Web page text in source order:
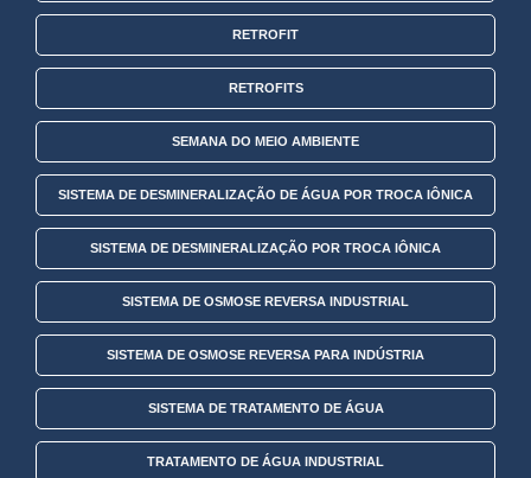
RETROFIT
RETROFITS
SEMANA DO MEIO AMBIENTE
SISTEMA DE DESMINERALIZAÇÃO DE ÁGUA POR TROCA IÔNICA
SISTEMA DE DESMINERALIZAÇÃO POR TROCA IÔNICA
SISTEMA DE OSMOSE REVERSA INDUSTRIAL
SISTEMA DE OSMOSE REVERSA PARA INDÚSTRIA
SISTEMA DE TRATAMENTO DE ÁGUA
TRATAMENTO DE ÁGUA INDUSTRIAL